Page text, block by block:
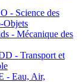
- Science des
Objets
- Mécanique des
- Transport et
- Eau, Air,